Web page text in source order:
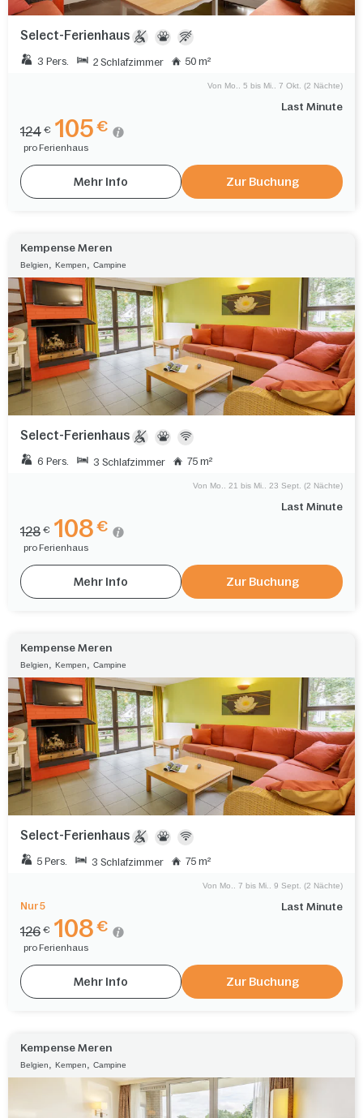
Select-Ferienhaus
3 Pers. 2 Schlafzimmer 50 m²
Last Minute
Von Mo.. 5 bis Mi.. 7 Okt. (2 Nächte)
124 € 105 €
pro Ferienhaus
Mehr Info Zur Buchung
Kempense Meren
Belgien Kempen Campine
Select-Ferienhaus
6 Pers. 3 Schlafzimmer 75 m²
Last Minute
Von Mo.. 21 bis Mi.. 23 Sept. (2 Nächte)
128 € 108 €
pro Ferienhaus
Mehr Info Zur Buchung
Kempense Meren
Belgien Kempen Campine
Select-Ferienhaus
5 Pers. 3 Schlafzimmer 75 m²
Nur 5 Last Minute
Von Mo.. 7 bis Mi.. 9 Sept. (2 Nächte)
126 € 108 €
pro Ferienhaus
Mehr Info Zur Buchung
Kempense Meren
Belgien, Kempen, Campine